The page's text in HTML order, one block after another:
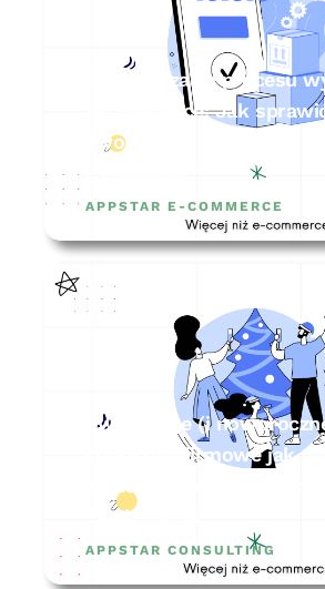
Optymalizacja procesu
e-commerce: Jak
Twoje zamówienia
APPSTAR E-COMMERCE
Świąteczne (i
spotkania firmowe jak
wykorzystać ten czas do
Twojej firmy?
APPSTAR CONSULTING